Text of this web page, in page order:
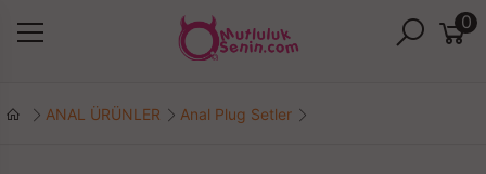
0
ANAL ÜRÜNLER Anal Plug Setler